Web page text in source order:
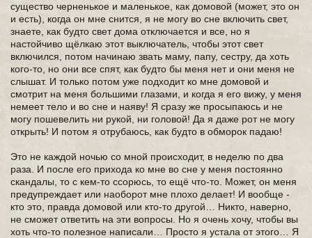
существо черненькое и маленькое, как домовой (может, это он
и есть), когда он мне снится, я не могу во сне включить свет,
знаете, как будто свет дома отключается и все, но я
настойчиво щёлкаю этот выключатель, чтобы этот свет
включился, потом начинаю звать маму, папу, сестру, да хоть
кого-то, но они все спят, как будто бы меня нет и они меня не
слышат. И только потом уже подходит ко мне домовой и
смотрит на меня большими глазами, и когда я его вижу, у меня
немеет тело и во сне и наяву! Я сразу же просыпаюсь и не
могу пошевелить ни рукой, ни головой! Да я даже рот не могу
открыть! И потом я отрубаюсь, как будто в обморок падаю!
Это не каждой ночью со мной происходит, в неделю по два
раза. И после его прихода ко мне во сне у меня постоянно
скандалы, то с кем-то ссорюсь, то ещё что-то. Может, он меня
предупреждает или наоборот мне плохо делает! И вообще -
кто это, правда домовой или кто-то другой… Никто, наверно,
не сможет ответить на эти вопросы. Но я очень хочу, чтобы вы
хоть что-то полезное написали… Просто я устала от этого… Я